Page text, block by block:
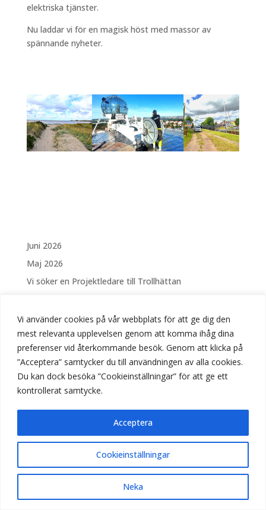
Vi använder cookies på vår webbplats för att ge dig den
mest relevanta upplevelsen genom att komma ihåg dina
preferenser vid återkommande besök. Genom att klicka på
”Acceptera” samtycker du till användningen av alla cookies.
Du kan dock besöka ”Cookieinställningar” för att ge ett
kontrollerat samtycke.
Cookieinställningar
Neka
Acceptera
elektriska tjänster.
Nu laddar vi för en magisk höst med massor av
spännande nyheter.
Juni 2026
Maj 2026
Vi söker en Projektledare till Trollhättan
Säsongsanställning – Drift och skötsel av Fontäner
och vattenanläggningar i Linköping
Vi söker Elektriker till Stockholm
Vi söker Elektriker till Trollhättan
Nyheter